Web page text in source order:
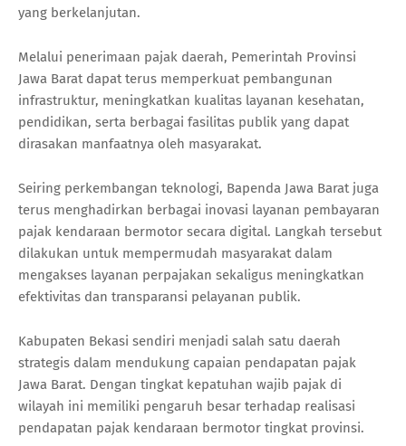
yang berkelanjutan.
Melalui penerimaan pajak daerah, Pemerintah Provinsi
Jawa Barat dapat terus memperkuat pembangunan
infrastruktur, meningkatkan kualitas layanan kesehatan,
pendidikan, serta berbagai fasilitas publik yang dapat
dirasakan manfaatnya oleh masyarakat.
Seiring perkembangan teknologi, Bapenda Jawa Barat juga
terus menghadirkan berbagai inovasi layanan pembayaran
pajak kendaraan bermotor secara digital. Langkah tersebut
dilakukan untuk mempermudah masyarakat dalam
mengakses layanan perpajakan sekaligus meningkatkan
efektivitas dan transparansi pelayanan publik.
Kabupaten Bekasi sendiri menjadi salah satu daerah
strategis dalam mendukung capaian pendapatan pajak
Jawa Barat. Dengan tingkat kepatuhan wajib pajak di
wilayah ini memiliki pengaruh besar terhadap realisasi
pendapatan pajak kendaraan bermotor tingkat provinsi.